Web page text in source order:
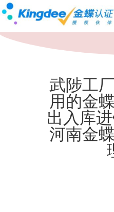
武陟工
用的金
出入库
河南金